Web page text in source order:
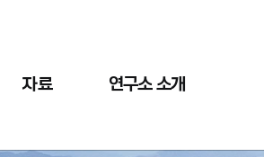
자료 연구소 소개